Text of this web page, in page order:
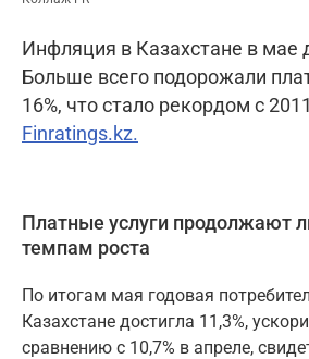
Инфляция в Казахстане в мае
Больше всего подорожали
16%, что стало рекордом с
Finratings.kz.
Платные услуги продолжают
темпам роста
По итогам мая годовая
Казахстане достигла 11,3%,
сравнению с 10,7% в апреле,